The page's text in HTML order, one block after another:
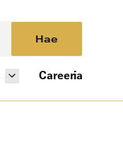
Hae
Careeria